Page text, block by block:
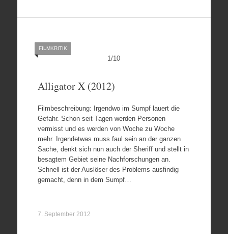
1/10
FILMKRITIK
Alligator X (2012)
Filmbeschreibung: Irgendwo im Sumpf lauert die
Gefahr. Schon seit Tagen werden Personen
vermisst und es werden von Woche zu Woche
mehr. Irgendetwas muss faul sein an der ganzen
Sache, denkt sich nun auch der Sheriff und stellt in
besagtem Gebiet seine Nachforschungen an.
Schnell ist der Auslöser des Problems ausfindig
gemacht, denn in dem Sumpf…
7. September 2012